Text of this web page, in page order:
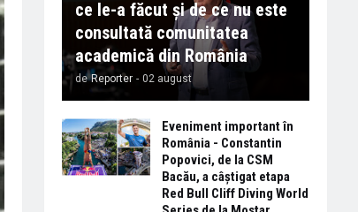
ce le-a făcut și de ce nu este
consultată comunitatea
academică din România
de Reporter - 02 august
Eveniment important în
România - Constantin
Popovici, de la CSM
Bacău, a câștigat etapa
Red Bull Cliff Diving World